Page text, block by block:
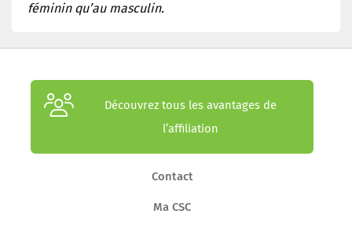
féminin qu’au masculin.
Découvrez tous les avantages de
l’affiliation
Contact
Ma CSC